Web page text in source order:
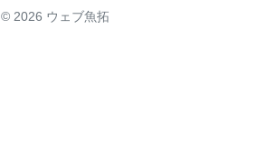
© 2026 ウェブ魚拓